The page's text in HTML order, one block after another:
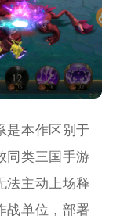
是本作区别于
同类三国手游
法主动上场释
战单位，部署